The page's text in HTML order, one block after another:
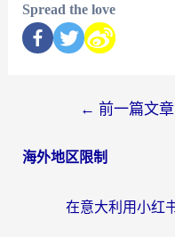
Spread the love
← 前一篇文章
海外地区限制